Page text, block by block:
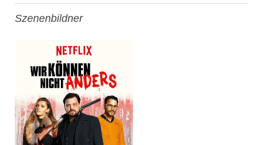
Szenenbildner